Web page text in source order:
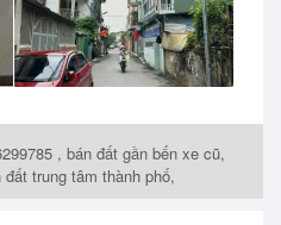
, bán đất gần bến xe cũ,
đất trung tâm thành phố,